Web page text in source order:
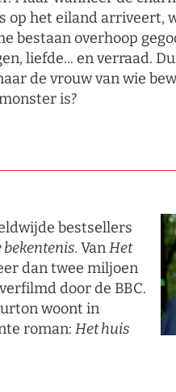
op het eiland arriveert,
bestaan overhoop
liefde... en verraad.
de vrouw van wie
is?
bestsellers
bekentenis.VanHet
dan twee miljoen
door de BBC.
woont in
roman: Het huis